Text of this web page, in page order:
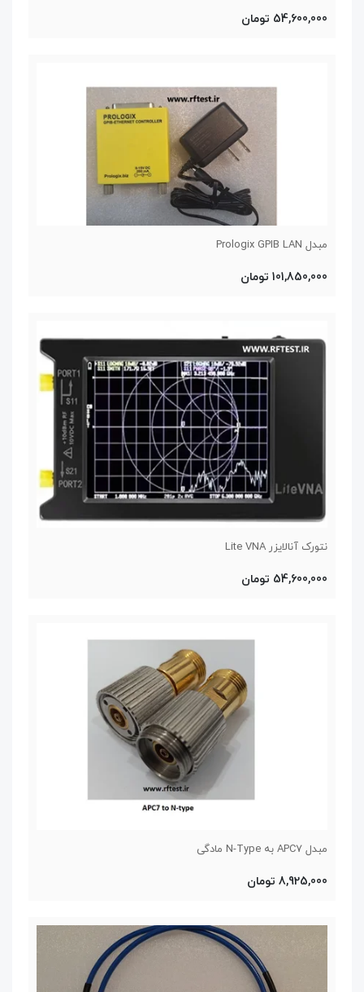
54,600,000 تومان
مبدل Prologix GPIB LAN
101,850,000 تومان
نتورک آنالایزر Lite VNA
54,600,000 تومان
مبدل APC7 به N-Type مادگی
8,925,000 تومان